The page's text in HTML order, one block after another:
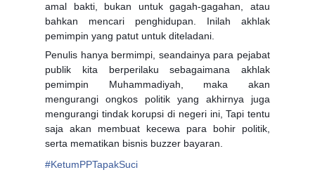
amal bakti, bukan untuk gagah-gagahan, atau
bahkan mencari penghidupan. Inilah akhlak
pemimpin yang patut untuk diteladani.
Penulis hanya bermimpi, seandainya para pejabat
publik kita berperilaku sebagaimana akhlak
pemimpin Muhammadiyah, maka akan
mengurangi ongkos politik yang akhirnya juga
mengurangi tindak korupsi di negeri ini, Tapi tentu
saja akan membuat kecewa para bohir politik,
serta mematikan bisnis buzzer bayaran.
#KetumPPTapakSuci